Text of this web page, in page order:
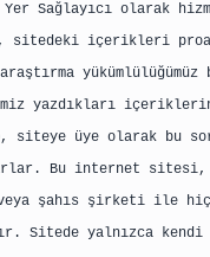
Yer Sağlayıcı olarak
sitedeki içerikleri
yükümlülüğümüz
yazdıkları
siteye üye olarak bu
Bu internet sitesi,
veya şahıs şirketi ile
Sitede yalnızca kendi